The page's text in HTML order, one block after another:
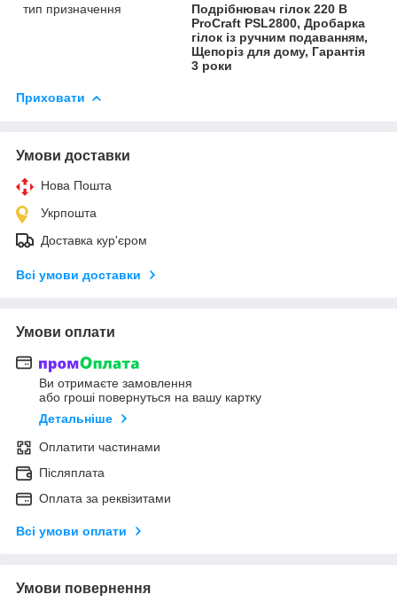
тип призначення
Подрібнювач гілок 220 В
ProCraft PSL2800, Дробарка
гілок із ручним подаванням,
Щепоріз для дому, Гарантія
3 роки
Приховати
Умови доставки
Нова Пошта
Укрпошта
Доставка кур'єром
Всі умови доставки
Умови оплати
Ви отримаєте замовлення
або гроші повернуться на вашу картку
Детальніше
Оплатити частинами
Післяплата
Оплата за реквізитами
Всі умови оплати
Умови повернення